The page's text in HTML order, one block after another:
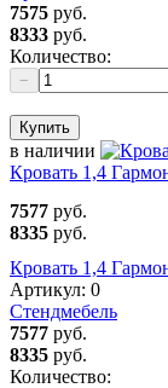
7575 руб.
8333 руб.
Количество:
−
Купить
в наличии
Кровать 1,4
7577 руб.
8335 руб.
Кровать 1,4
Артикул: 0
Стендмебель
7577 руб.
8335 руб.
Количество: